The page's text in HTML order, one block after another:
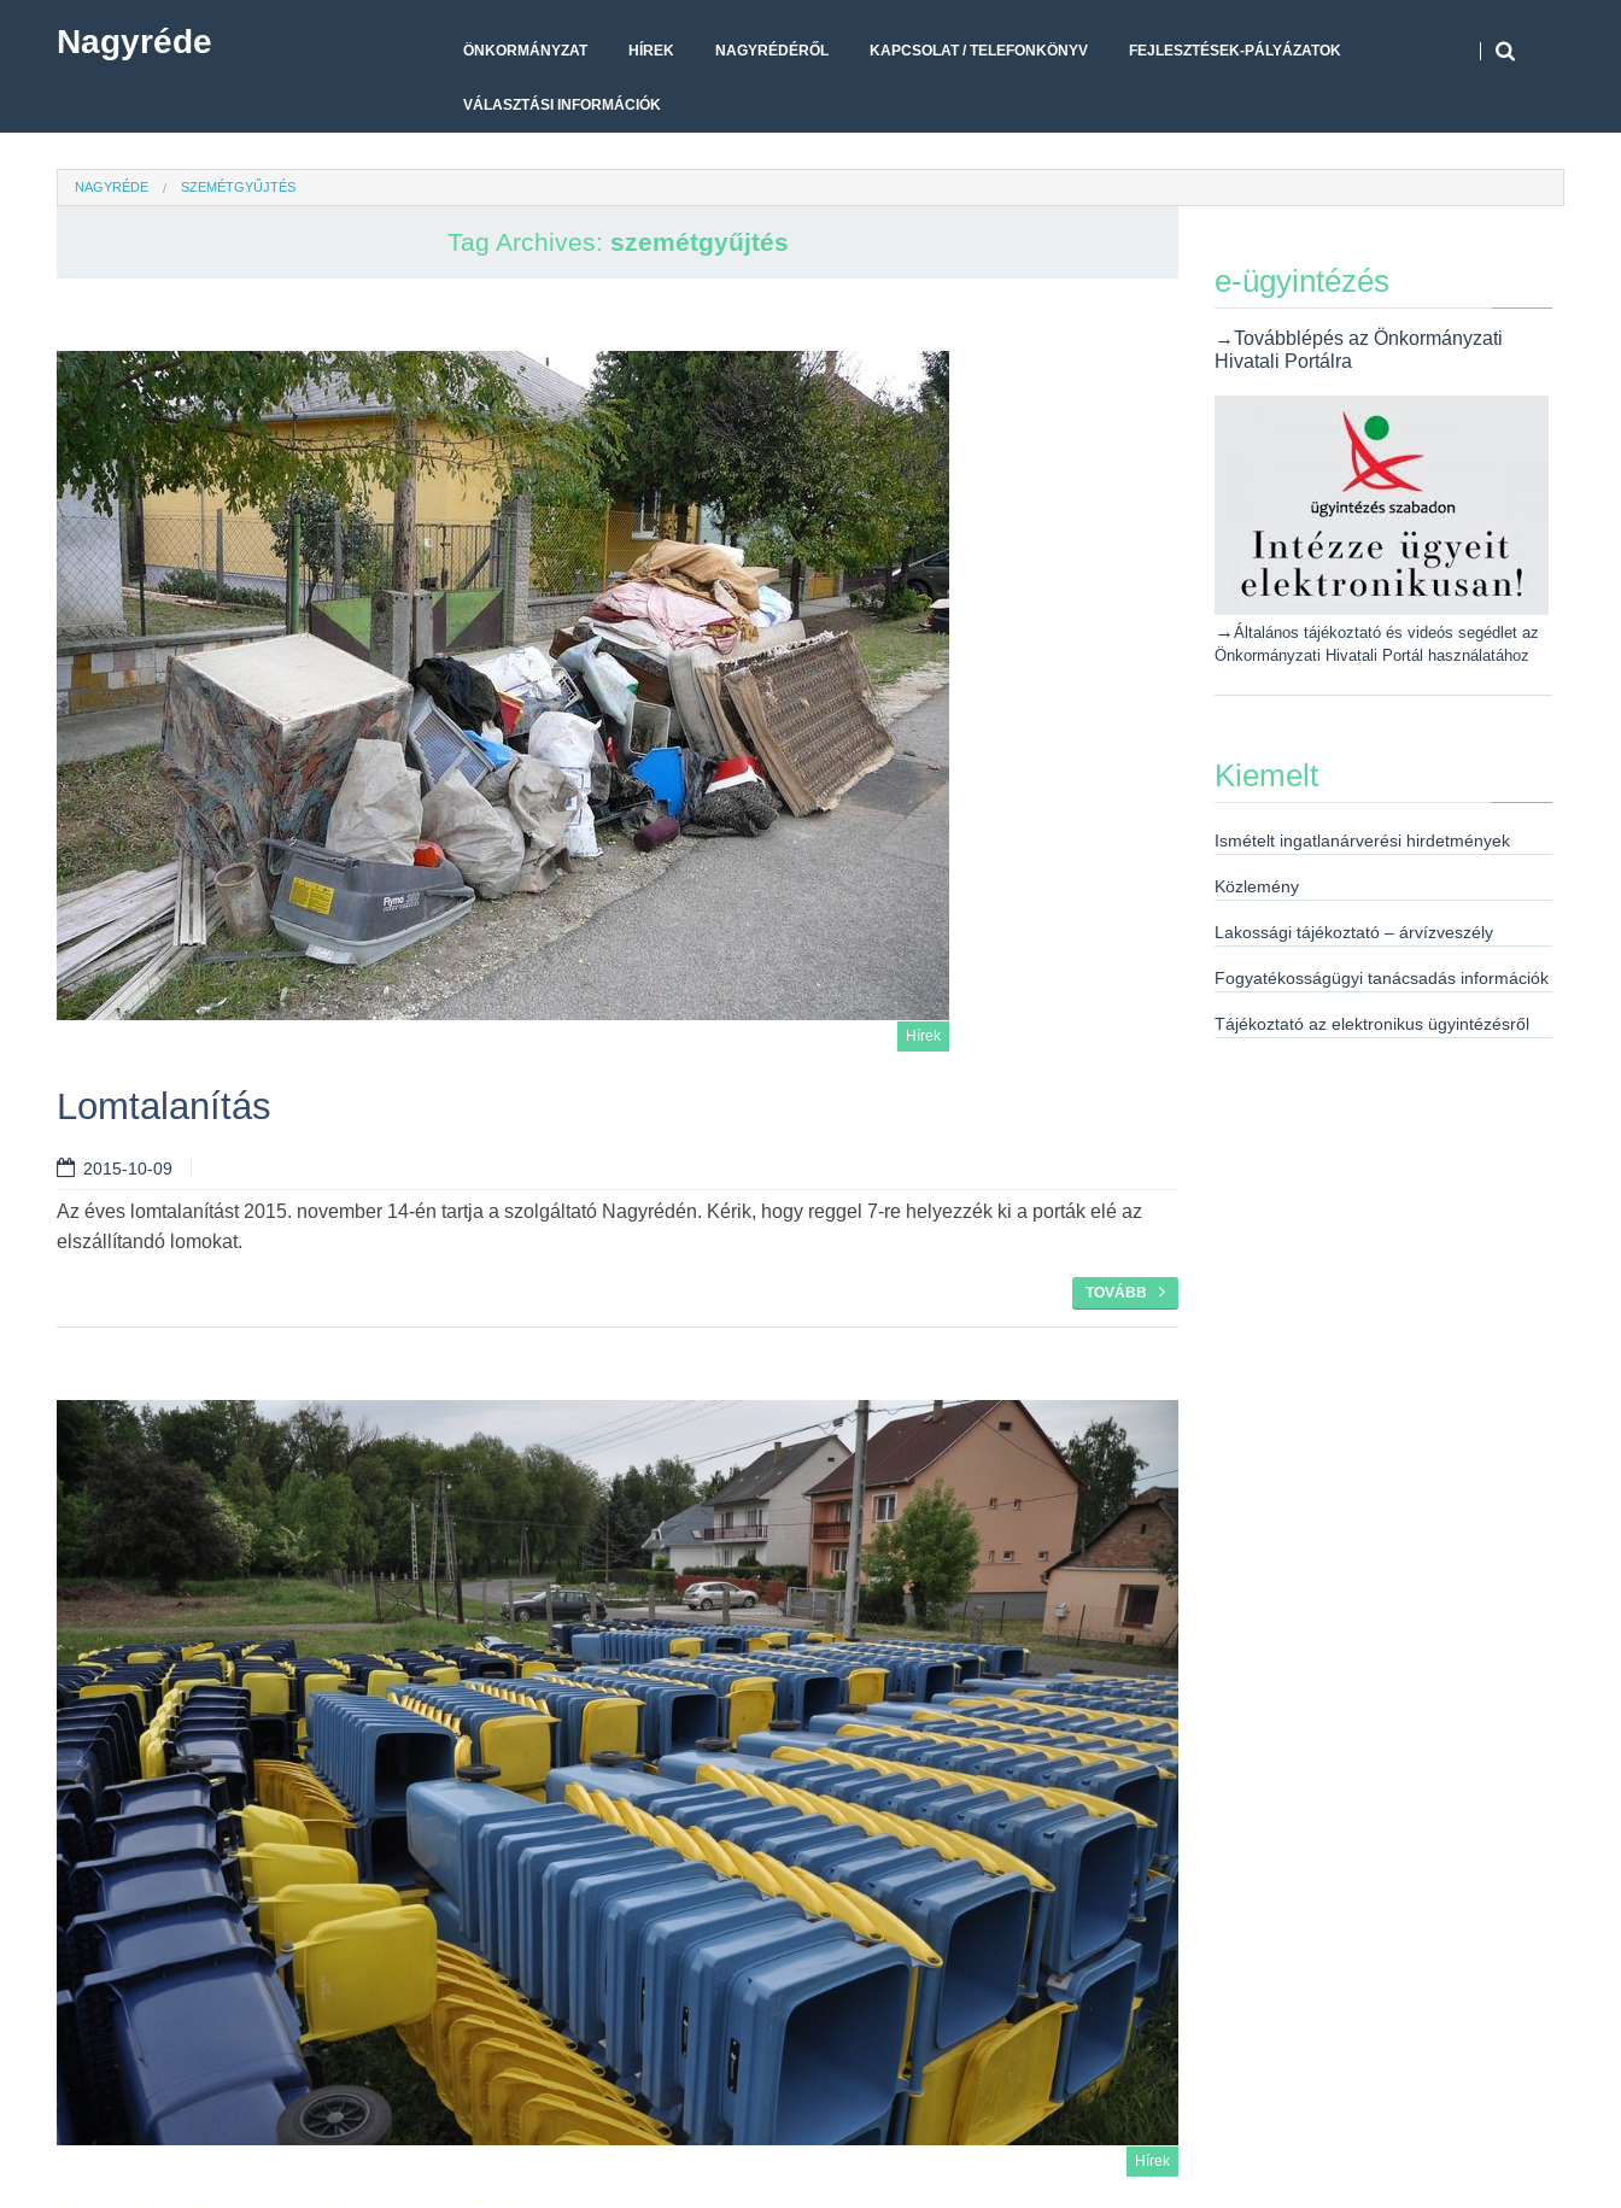
Nagyréde ÖNKORMÁNYZAT HÍREK NAGYRÉDÉRŐL KAPCSOLAT / TELEFONKÖNYV FEJLESZTÉSEK-PÁLYÁZATOK
VÁLASZTÁSI INFORMÁCIÓK
NAGYRÉDE SZEMÉTGYŰJTÉS
Tag Archives: szemétgyűjtés
Hírek
Lomtalanítás
2015-10-09
Az éves lomtalanítást 2015. november 14-én tartja a szolgáltató Nagyrédén. Kérik, hogy reggel 7-re helyezzék ki a porták elé az
elszállítandó lomokat.
TOVÁBB
Hírek
e-ügyintézés
→Továbblépés az Önkormányzati
Hivatali Portálra
→ Általános tájékoztató és videós segédlet az
Önkormányzati Hivatali Portál használatához
Kiemelt
Ismételt ingatlanárverési hirdetmények
Közlemény
Lakossági tájékoztató – árvízveszély
Fogyatékosságügyi tanácsadás információk
Tájékoztató az elektronikus ügyintézésről